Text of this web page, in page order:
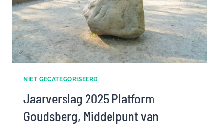
NIET GECATEGORISEERD
Jaarverslag 2025 Platform
Goudsberg, Middelpunt van